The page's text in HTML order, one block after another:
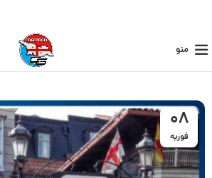
منو
08
فوریه